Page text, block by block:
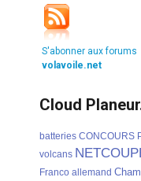
S'abonner aux forums
volavoile.net
Cloud
batteries CONCOURS
volcans
Franco allemand